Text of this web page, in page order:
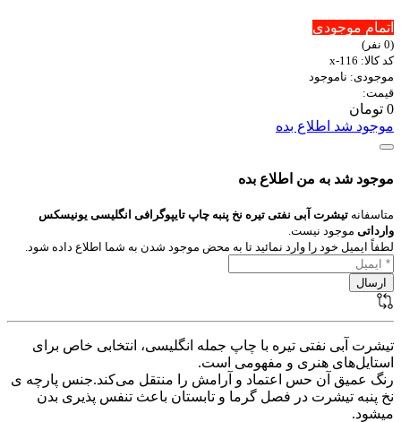
اتمام موجودی
(0 نفر)
کد کالا: x-116
موجودی: ناموجود
قیمت:
0 تومان
موجود شد اطلاع بده
موجود شد به من اطلاع بده
متاسفانه تیشرت آبی نفتی تیره نخ پنبه چاپ تایپوگرافی انگلیسی یونیسکس
وارداتی موجود نیست.
لطفاً ایمیل خود را وارد نمائید تا به محض موجود شدن به شما اطلاع داده شود.
تیشرت آبی نفتی تیره با چاپ جمله انگلیسی، انتخابی خاص برای
استایل‌های هنری و مفهومی است.
رنگ عمیق آن حس اعتماد و آرامش را منتقل می‌کند.جنس پارچه ی
نخ پنبه تیشرت در فصل گرما و تابستان باعث تنفس پذیری بدن
میشود.